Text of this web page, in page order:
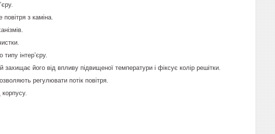
з каміна.
інтер’єру.
його від впливу підвищеної температури і фіксує колір решітки.
регулювати потік повітря.